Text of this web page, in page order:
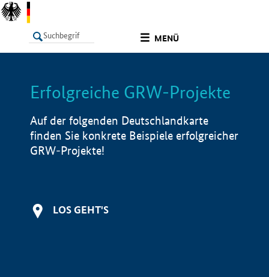
MENÜ
LISTE Info
Erfolgreiche GRW-Projekte
Auf der folgenden Deutschlandkarte
finden Sie konkrete Beispiele erfolgreicher
GRW-Projekte!
LOS GEHT'S